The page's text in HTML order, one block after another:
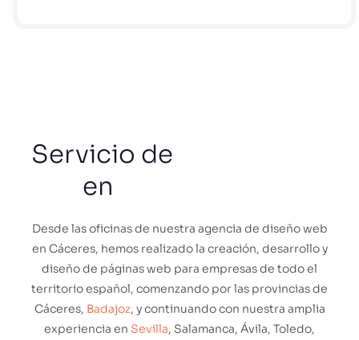
Servicio de
en
Desde las oficinas de nuestra agencia de diseño web
en Cáceres, hemos realizado la creación, desarrollo y
diseño de páginas web para empresas de todo el
territorio español, comenzando por las provincias de
Cáceres, Badajoz, y continuando con nuestra amplia
experiencia en Sevilla, Salamanca, Ávila, Toledo,